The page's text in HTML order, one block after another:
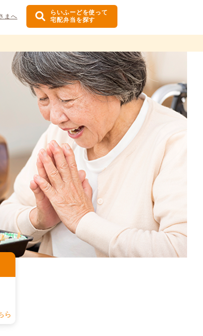
まへ
らいふーどを使って
宅配弁当を探す
ら